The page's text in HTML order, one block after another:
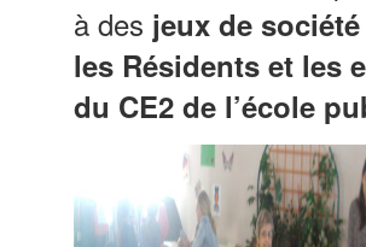
à des jeux de
les Résidents et les
du CE2 de l’école